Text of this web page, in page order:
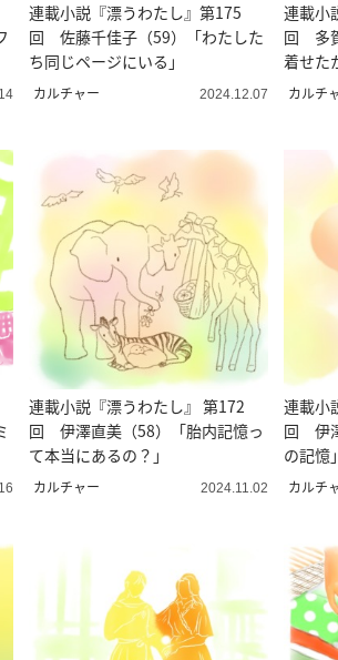
連載小説『漂うわたし』第175
回 佐藤千佳子（59）「わたした
ち同じページにいる」
カルチャー 2024.12.07
連載小
回 多
着せた
カルチ
連載小説『漂うわたし』 第172
回 伊澤直美（58）「胎内記憶っ
て本当にあるの？」
カルチャー 2024.11.02
連載小
回 伊
の記憶」
カルチ